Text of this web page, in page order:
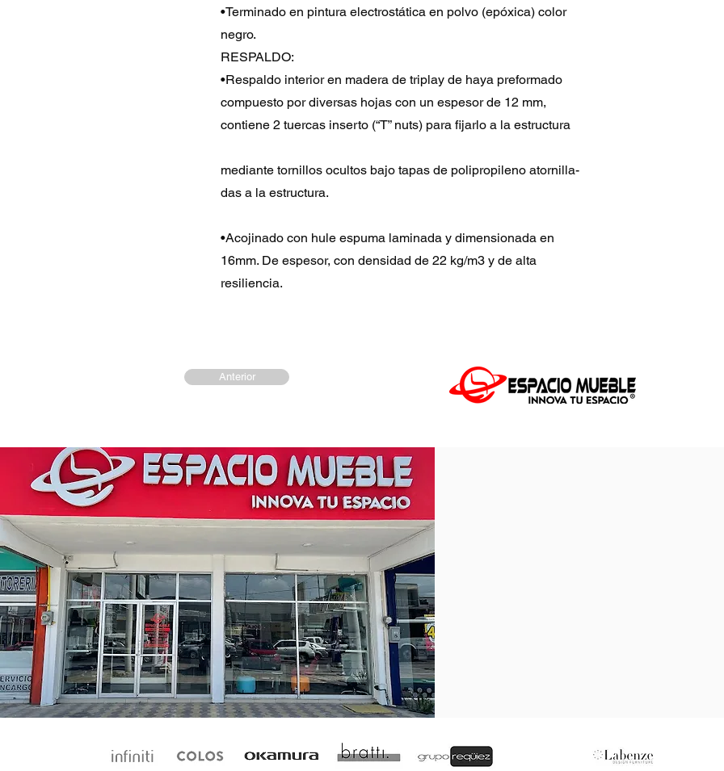
•Terminado en pintura electrostática en polvo (epóxica) color
negro.
RESPALDO:
•Respaldo interior en madera de triplay de haya preformado
compuesto por diversas hojas con un espesor de 12 mm,
contiene 2 tuercas inserto (“T” nuts) para fijarlo a la estructura
mediante tornillos ocultos bajo tapas de polipropileno atornilla-
das a la estructura.
•Acojinado con hule espuma laminada y dimensionada en
16mm. De espesor, con densidad de 22 kg/m3 y de alta
resiliencia.
Anterior